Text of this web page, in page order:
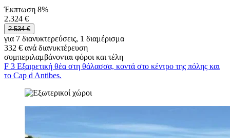
Έκπτωση 8%
2.324 €
2.534 €
για 7 διανυκτερεύσεις, 1 διαμέρισμα
332 € ανά διανυκτέρευση
συμπεριλαμβάνονται φόροι και τέλη
F 3 Εξαιρετική θέα στη θάλασσα, κοντά στο κέντρο της πόλης και
το Cap d Antibes.